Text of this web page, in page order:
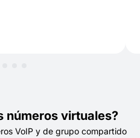
números virtuales?
VoIP y de grupo compartido